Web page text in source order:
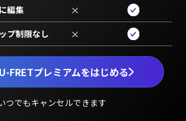
FRETプレミアムをはじめる
つでもキャンセルできます
編集 ×
プ制限なし ×